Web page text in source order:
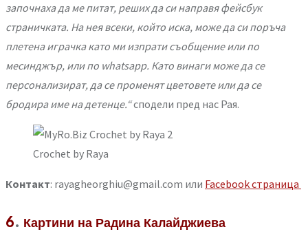
започнаха да ме питат, реших да си направя фейсбук
страничката. На нея всеки, който иска, може да си поръча
плетена играчка като ми изпрати съобщение или по
месинджър, или по whatsapp. Като винаги може да се
персонализират, да се променят цветовете или да се
бродира име на детенце.“сподели пред нас Рая.
Crochet by Raya
Контакт: rayagheorghiu@gmail.com или Facebook страница
6. Картини на Радина Калайджиева